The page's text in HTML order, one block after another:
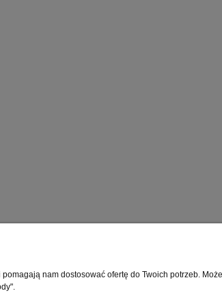
nam dostosować ofertę do Twoich potrzeb.